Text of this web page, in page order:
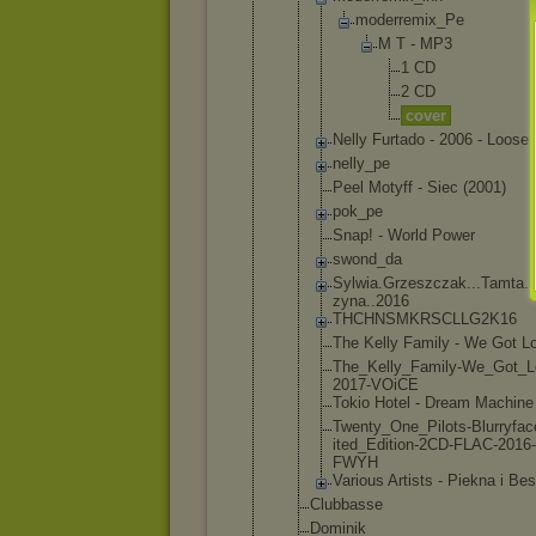
moderremix _Pe
M T - MP3
1 CD
2 CD
cover
Nelly Furtado - 2006 - Loose
nelly_pe
Peel Motyff - Siec (2001)
pok_pe
Snap! - World Power
swond_da
Sylwia.Grzeszczak...Tamt
zyna..2016
THCHNSMK RSCLLG2K16
The Kelly Family - We Got
The_Kell y_Family-We_Got_
2017-VOiCE
Tokio Hotel - Dream Machine
Twenty_One_Pilots-Blurry
ited_Edition-2CD-FLAC-2016-
FWYH
Various Artists - Piekna i
Clubbasse
Dominik